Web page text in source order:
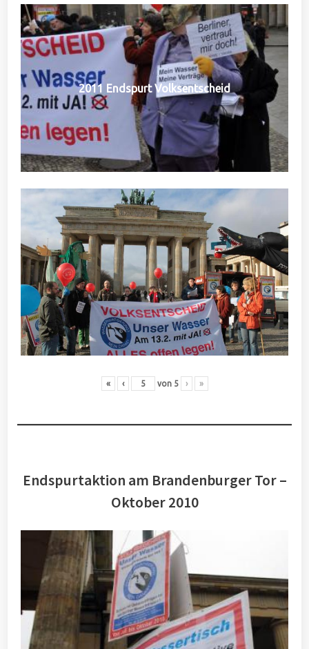
2011 Endspurt Volksentscheid
« ‹ von 5 › »
Endspurtaktion am Brandenburger Tor –
Oktober 2010